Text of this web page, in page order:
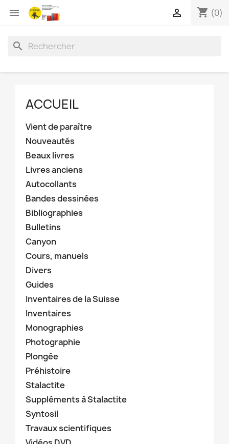
 shopping_cart (0)

search
ACCUEIL
Vient de paraître
Nouveautés
Beaux livres
Livres anciens
Autocollants
Bandes dessinées
Bibliographies
Bulletins
Canyon
Cours, manuels
Divers
Guides
Inventaires de la Suisse
Inventaires
Monographies
Photographie
Plongée
Préhistoire
Stalactite
Suppléments à Stalactite
Syntosil
Travaux scientifiques